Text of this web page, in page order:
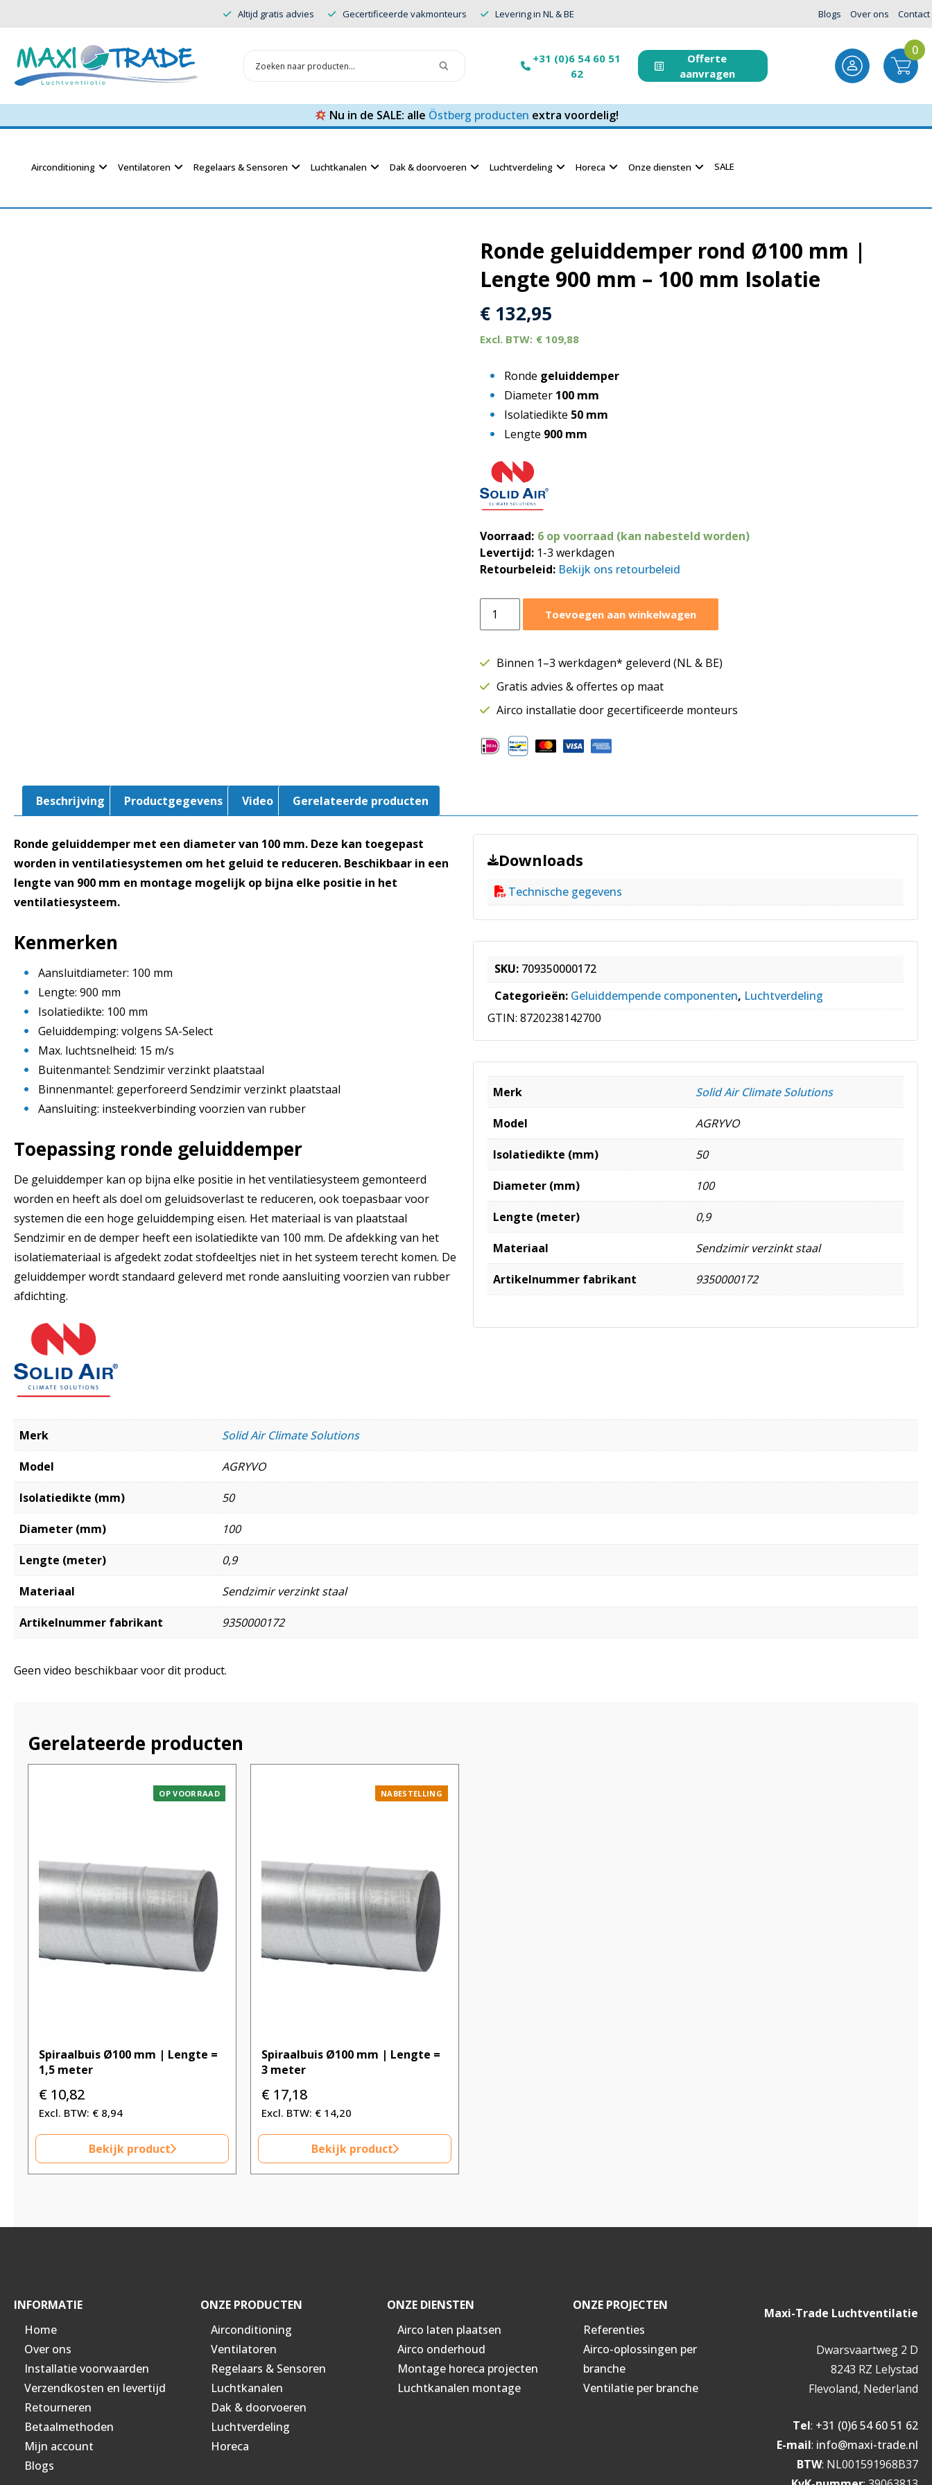
Altijd gratis advies Gecertificeerde vakmonteurs Levering in NL & BE Blogs Over ons Contact
+31 (0)6 54 60 51
62
Offerte
aanvragen
0
Nu in de SALE: alle Östberg producten extra voordelig!
Airconditioning Ventilatoren Regelaars & Sensoren Luchtkanalen Dak & doorvoeren Luchtverdeling Horeca Onze diensten SALE
Ronde geluiddemper rond Ø100 mm |
Lengte 900 mm – 100 mm Isolatie
€ 132,95
€ 109,88
Ronde geluiddemper
Diameter 100 mm
Isolatiedikte 50 mm
Lengte 900 mm
Voorraad: 6 op voorraad (kan nabesteld worden)
Levertijd: 1-3 werkdagen
Retourbeleid: Bekijk ons retourbeleid
geluiddemper
Ø100
|
Lengte
mm
–
Toevoegen aan winkelwagen
Binnen 1–3 werkdagen* geleverd (NL & BE)
Gratis advies & offertes op maat
Airco installatie door gecertificeerde monteurs
Beschrijving Productgegevens Video Gerelateerde producten
Ronde geluiddemper met een diameter van 100 mm. Deze kan toegepast
worden in ventilatiesystemen om het geluid te reduceren. Beschikbaar in een
lengte van 900 mm en montage mogelijk op bijna elke positie in het
ventilatiesysteem.
Kenmerken
Aansluitdiameter: 100 mm
Lengte: 900 mm
Isolatiedikte: 100 mm
Geluiddemping: volgens SA-Select
Max. luchtsnelheid: 15 m/s
Buitenmantel: Sendzimir verzinkt plaatstaal
Binnenmantel: geperforeerd Sendzimir verzinkt plaatstaal
Aansluiting: insteekverbinding voorzien van rubber
Toepassing ronde geluiddemper
De geluiddemper kan op bijna elke positie in het ventilatiesysteem gemonteerd
worden en heeft als doel om geluidsoverlast te reduceren, ook toepasbaar voor
systemen die een hoge geluiddemping eisen. Het materiaal is van plaatstaal
Sendzimir en de demper heeft een isolatiedikte van 100 mm. De afdekking van het
isolatiemateriaal is afgedekt zodat stofdeeltjes niet in het systeem terecht komen. De
geluiddemper wordt standaard geleverd met ronde aansluiting voorzien van rubber
afdichting.
Downloads
Technische gegevens
SKU: 709350000172
Categorieën: Geluiddempende componenten, Luchtverdeling
GTIN: 8720238142700
Merk Solid Air Climate Solutions
Model AGRYVO
Isolatiedikte (mm) 50
Diameter (mm) 100
Lengte (meter) 0,9
Materiaal Sendzimir verzinkt staal
Artikelnummer fabrikant 9350000172
Merk Solid Air Climate Solutions
Model AGRYVO
Isolatiedikte (mm) 50
Diameter (mm) 100
Lengte (meter) 0,9
Materiaal Sendzimir verzinkt staal
Artikelnummer fabrikant 9350000172
Geen video beschikbaar voor dit product.
Gerelateerde producten
OP VOORRAAD
Spiraalbuis Ø100 mm | Lengte =
1,5 meter
€ 10,82
€ 8,94
Bekijk product
NABESTELLING
Spiraalbuis Ø100 mm | Lengte =
3 meter
€ 17,18
€ 14,20
Bekijk product
INFORMATIE
Home
Over ons
Installatie voorwaarden
Verzendkosten en levertijd
Retourneren
Betaalmethoden
Mijn account
Blogs
ONZE PRODUCTEN
Airconditioning
Ventilatoren
Regelaars & Sensoren
Luchtkanalen
Dak & doorvoeren
Luchtverdeling
Horeca
ONZE DIENSTEN
Airco laten plaatsen
Airco onderhoud
Montage horeca projecten
Luchtkanalen montage
ONZE PROJECTEN
Referenties
Airco-oplossingen per
branche
Ventilatie per branche
Maxi-Trade Luchtventilatie
Dwarsvaartweg 2 D
8243 RZ Lelystad
Flevoland, Nederland
Tel: +31 (0)6 54 60 51 62
E-mail: info@maxi-trade.nl
BTW: NL001591968B37